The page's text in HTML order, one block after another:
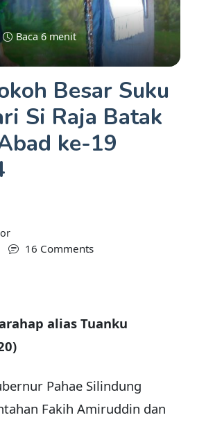
Baca 6 menit
Besar Suku
Si Raja Batak
ke-19
16 Comments
alias Tuanku
Pahae Silindung
Fakih Amiruddin dan